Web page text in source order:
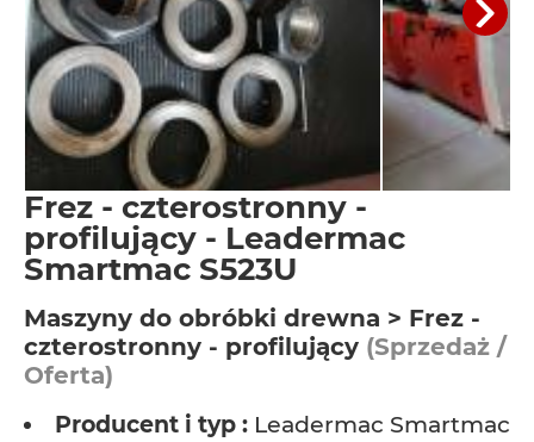
Frez - czterostronny -
profilujący - Leadermac
Smartmac S523U
Maszyny do obróbki drewna > Frez -
czterostronny - profilujący (Sprzedaż /
Oferta)
Producent i typ : Leadermac Smartmac